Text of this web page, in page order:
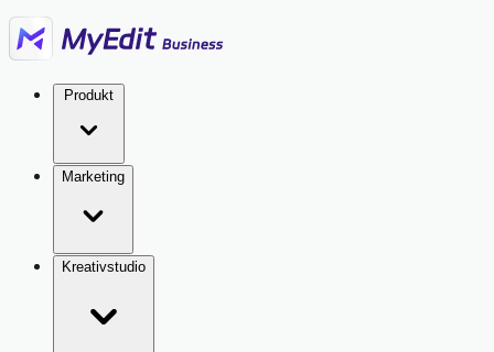
Marketing
Kreativstudio